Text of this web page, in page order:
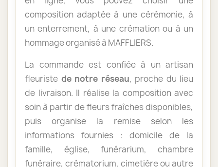
composition adaptée à une cérémonie, à
un enterrement, à une crémation ou à un
hommage organisé à MAFFLIERS.
La commande est confiée à un artisan
fleuriste de notre réseau, proche du lieu
de livraison. Il réalise la composition avec
soin à partir de fleurs fraîches disponibles,
puis organise la remise selon les
informations fournies : domicile de la
famille, église, funérarium, chambre
funéraire, crématorium, cimetière ou autre